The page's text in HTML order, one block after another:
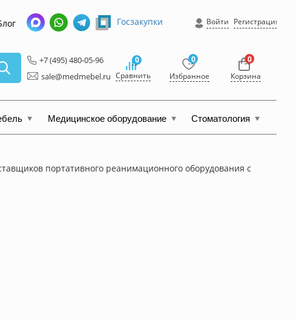
Госзакупки Войти Регистрация
+7 (495) 480-05-96
sale@medmebel.ru
0
Сравнить
0
Избранное
0
Корзина
Медицинское оборудование Стоматология
портативного реанимационного оборудования с